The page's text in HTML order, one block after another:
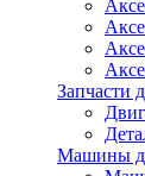
Запчасти
Машины